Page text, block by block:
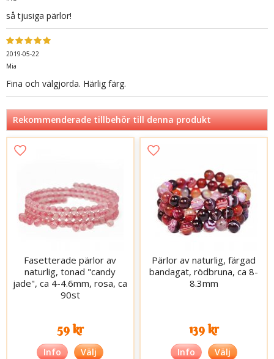
så tjusiga pärlor!
2019-05-22
Mia
Fina och välgjorda. Härlig färg.
Rekommenderade tillbehör till denna produkt
Fasetterade pärlor av
naturlig, tonad "candy
jade", ca 4-4.6mm, rosa, ca
90st
59 kr
Info Välj
Pärlor av naturlig, färgad
bandagat, rödbruna, ca 8-
8.3mm
139 kr
Info Välj